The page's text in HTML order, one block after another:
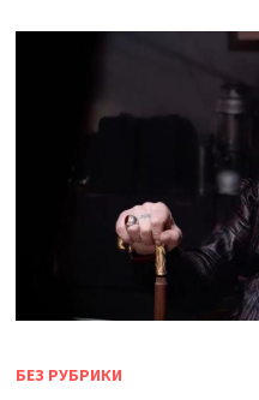
БЕЗ РУБРИКИ